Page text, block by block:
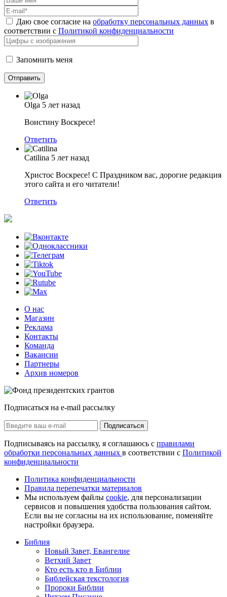
Даю свое согласие на обработку персональных данных в
соответствии с Политикой конфиденциальности
Запомнить меня
Olga 5 лет назад
Воистину Воскресе!
Ответить
Catilina 5 лет назад
Христос Воскресе! С Праздником вас, дорогие редакция
этого сайта и его читатели!
Ответить
О нас
Магазин
Реклама
Контакты
Команда
Вакансии
Партнеры
Архив номеров
Подписаться на e-mail рассылку
Подписаться
Подписываясь на рассылку, я соглашаюсь с правилами
обработки персональных данных в соответствии с Политикой
конфиденциальности
Политика конфиденциальности
Правила перепечатки материалов
Мы используем файлы cookie, для персонализации
сервисов и повышения удобства пользования сайтом.
Если вы не согласны на их использование, поменяйте
настройки браузера.
Библия
Новый Завет, Евангелие
Ветхий Завет
Кто есть кто в Библии
Библейская текстология
Пророки Библии